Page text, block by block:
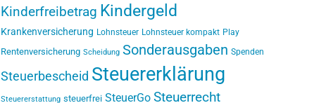
Kinderfreibetrag Kindergeld
Krankenversicherung Lohnsteuer Lohnsteuer kompakt Play
Rentenversicherung Scheidung Sonderausgaben Spenden
Steuerbescheid Steuererklärung
Steuererstattung steuerfrei SteuerGo Steuerrecht